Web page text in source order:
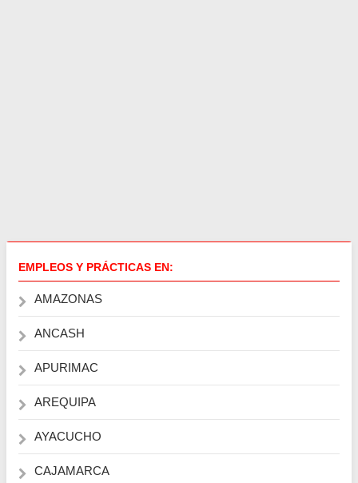
EMPLEOS Y PRÁCTICAS EN:
AMAZONAS
ANCASH
APURIMAC
AREQUIPA
AYACUCHO
CAJAMARCA